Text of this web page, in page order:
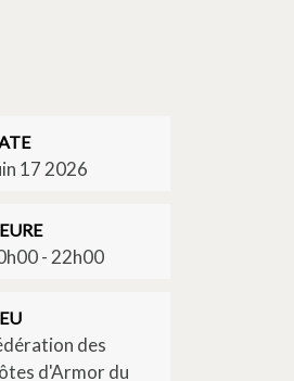
17 2026
- 22h00
des
d'Armor du